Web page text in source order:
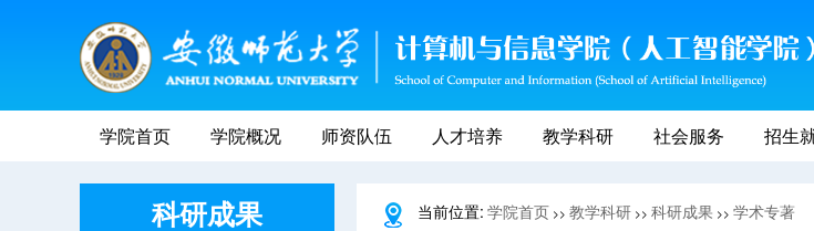
学院首页 学院概况 师资队伍 人才培养 教学科研 社会服务 招生
科研成果 当前位置: 学院首页 >> 教学科研 >> 科研成果 >> 学术专著